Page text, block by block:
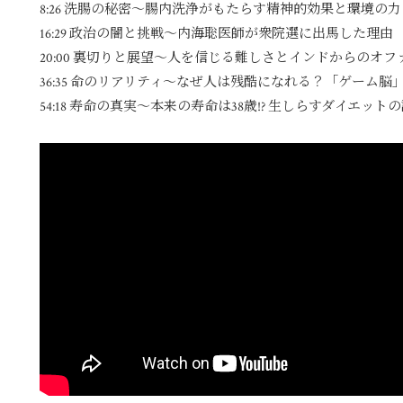
8:26 洗腸の秘密〜腸内洗浄がもたらす精神的効果と環境の力
16:29政治の闇と挑戦〜内海聡医師が衆院選に出馬した理由
20:00 裏切りと展望〜人を信じる難しさとインドからのオフ
36:35 命のリアリティ〜なぜ人は残酷になれる？「ゲーム脳
54:18寿命の真実〜本来の寿命は38歳!? 生しらすダイエット